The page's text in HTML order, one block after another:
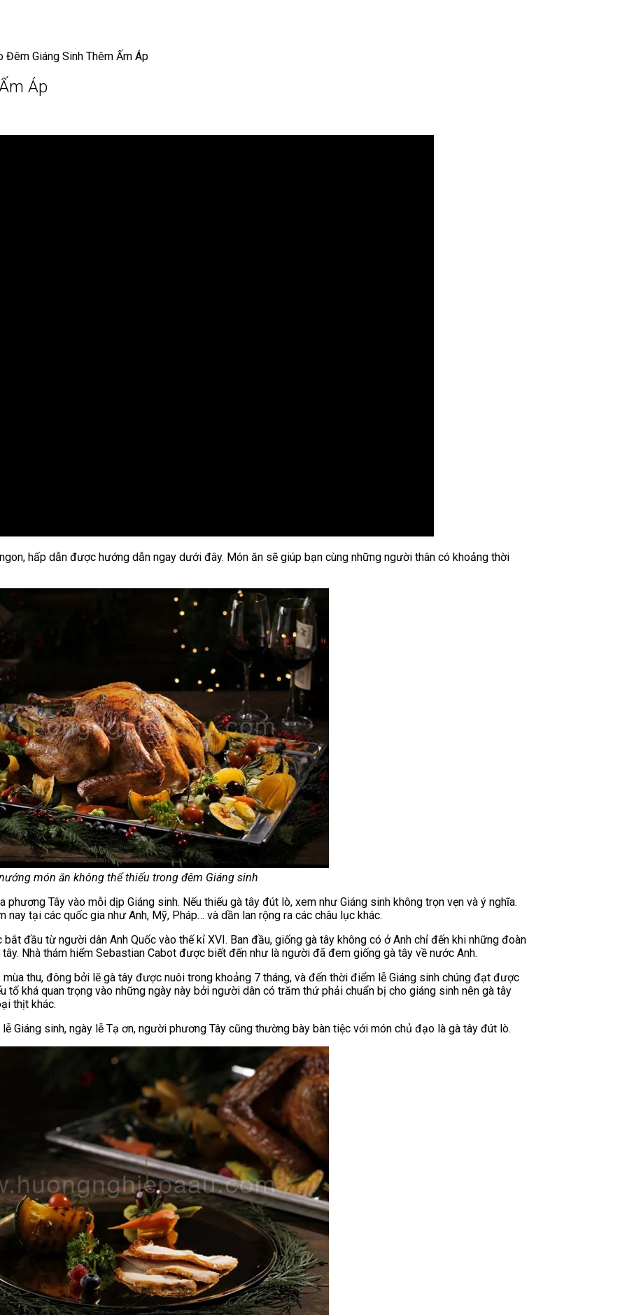
Shopee
Đêm Giáng Sinh Thêm Ấm Áp
Áp
hấp dẫn được hướng dẫn ngay dưới đây. Món ăn sẽ giúp bạn cùng những người thân có khoảng thời
món ăn không thể thiếu trong đêm Giáng sinh
Tây vào mỗi dịp Giáng sinh. Nếu thiếu gà tây đút lò, xem như Giáng sinh không trọn vẹn và ý nghĩa.
tại các quốc gia như Anh, Mỹ, Pháp… và dần lan rộng ra các châu lục khác.
đầu từ người dân Anh Quốc vào thế kỉ XVI. Ban đầu, giống gà tây không có ở Anh chỉ đến khi những đoàn
Nhà thám hiểm Sebastian Cabot được biết đến như là người đã đem giống gà tây về nước Anh.
thu, đông bởi lẽ gà tây được nuôi trong khoảng 7 tháng, và đến thời điểm lễ Giáng sinh chúng đạt được
tố khá quan trọng vào những ngày này bởi người dân có trăm thứ phải chuẩn bị cho giáng sinh nên gà tây
thịt khác.
Giáng sinh, ngày lễ Tạ ơn, người phương Tây cũng thường bày bàn tiệc với món chủ đạo là gà tây đút lò.